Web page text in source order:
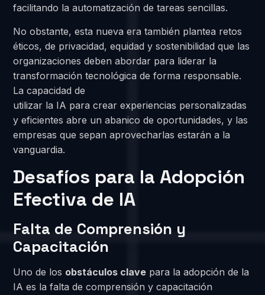
facilitando la automatización de tareas sencillas.
No obstante, esta nueva era también plantea retos
éticos, de privacidad, equidad y sostenibilidad que las
organizaciones deben abordar para liderar la
transformación tecnológica de forma responsable.
La capacidad de
utilizar la IA para crear experiencias personalizadas
y eficientes abre un abanico de oportunidades, y las
empresas que sepan aprovecharlas estarán a la
vanguardia.
Desafíos para la Adopción
Efectiva de IA
Falta de Comprensión y
Capacitación
Uno de los obstáculos clave para la adopción de la
IA es la falta de comprensión y capacitación